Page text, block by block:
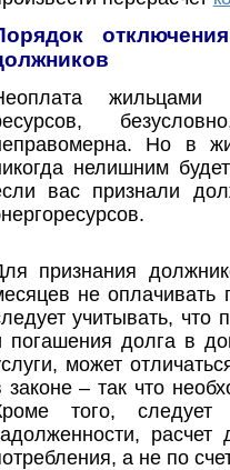
жильцами
Но в
нелишним
вас признали
признания
не оплачивать
учитывать, что
погашения долга в
может
законе – так что
того, следует
расчет
а не по